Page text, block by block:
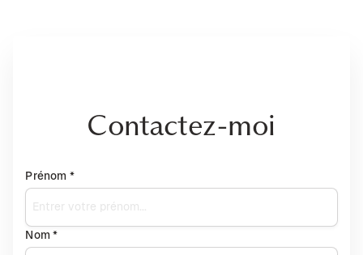
Contactez-moi
Prénom *
Nom *